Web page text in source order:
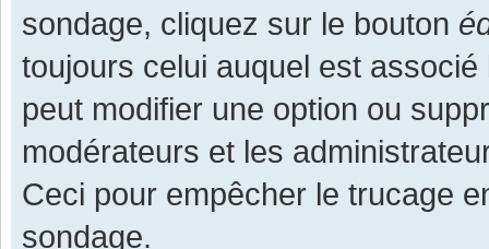
sondage, cliquez sur le bouton
toujours celui auquel est associé
peut modifier une option ou
modérateurs et les
Ceci pour empêcher le trucage
sondage.